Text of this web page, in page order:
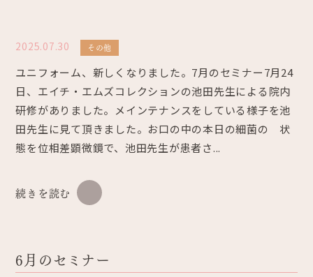
2025.07.30 その他
ユニフォーム、新しくなりました。7月のセミナー7月24
日、エイチ・エムズコレクションの池田先生による院内
研修がありました。メインテナンスをしている様子を池
田先生に見て頂きました。お口の中の本日の細菌の 状
態を位相差顕微鏡で、池田先生が患者さ...
続きを読む
6月のセミナー